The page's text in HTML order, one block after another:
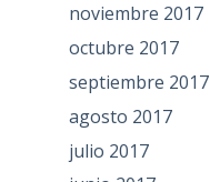
noviembre 2017
octubre 2017
septiembre 2017
agosto 2017
julio 2017